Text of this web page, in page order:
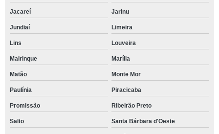
Jacareí Jarinu
Jundiaí Limeira
Lins Louveira
Mairinque Marília
Matão Monte Mor
Paulínia Piracicaba
Promissão Ribeirão Preto
Salto Santa Bárbara d'Oeste